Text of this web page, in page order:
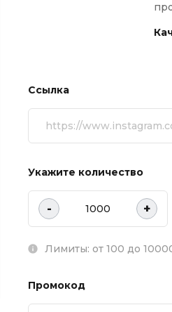
Ссылка
Укажите количество
- +
Лимиты: от 100 до
Промокод